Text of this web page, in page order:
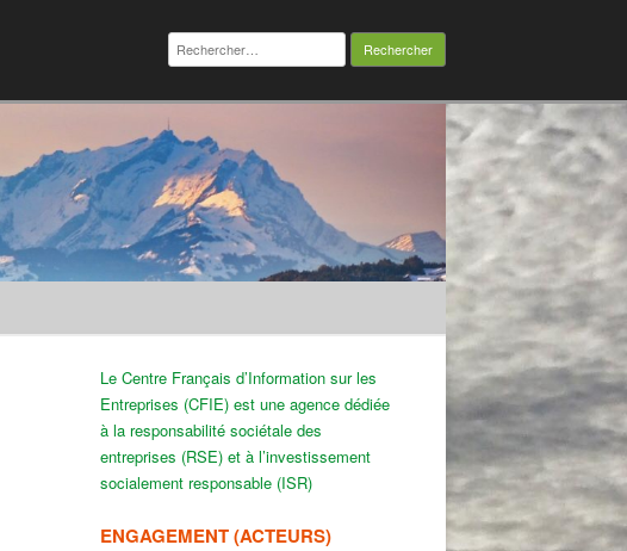
Rechercher :
Le Centre Français d’Information sur les
Entreprises (CFIE) est une agence dédiée
à la responsabilité sociétale des
entreprises (RSE) et à l’investissement
socialement responsable (ISR)
ENGAGEMENT (ACTEURS)